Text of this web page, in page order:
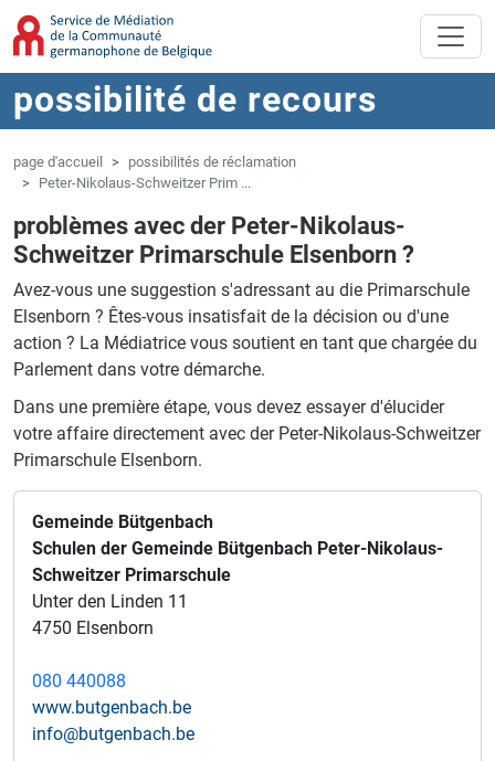
Aller au contenu principal
Sauter à la navigation
possibilité de recours
page d'accueil
possibilités de réclamation
Peter-Nikolaus-Schweitzer Prim ...
problèmes avec der Peter-Nikolaus-
Schweitzer Primarschule Elsenborn ?
Avez-vous une suggestion s'adressant au die Primarschule
Elsenborn ? Êtes-vous insatisfait de la décision ou d'une
action ? La Médiatrice vous soutient en tant que chargée du
Parlement dans votre démarche.
Dans une première étape, vous devez essayer d'élucider
votre affaire directement avec der Peter-Nikolaus-Schweitzer
Primarschule Elsenborn.
Gemeinde Bütgenbach
Schulen der Gemeinde Bütgenbach Peter-Nikolaus-
Schweitzer Primarschule
Unter den Linden 11
4750 Elsenborn
080 440088
www.butgenbach.be
info@butgenbach.be